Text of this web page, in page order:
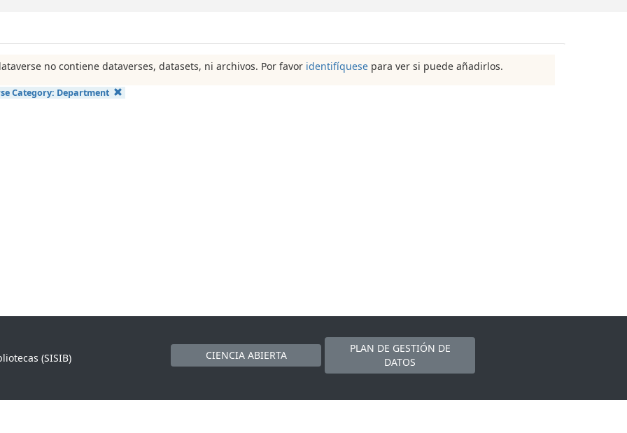
no contiene dataverses, datasets, ni archivos. Por favor identifíquese para ver si puede añadirlos.
Category: Department
(SISIB)
CIENCIA ABIERTA
PLAN DE GESTIÓN DE
DATOS